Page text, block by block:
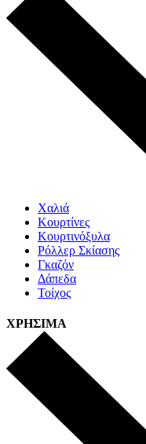
Χαλιά
Κουρτίνες
Κουρτινόξυλα
Ρόλλερ Σκίασης
Γκαζόν
Δάπεδα
Τοίχος
ΧΡΗΣΙΜΑ